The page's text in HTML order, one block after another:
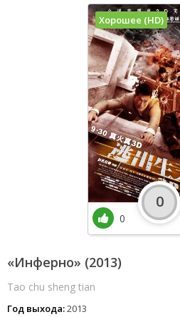
«Инферно» (2013)
Tao chu sheng tian
Год выхода:2013
Хорошее (HD)
0
0